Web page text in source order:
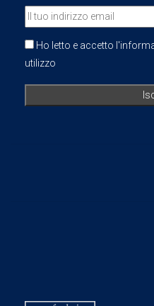
Ho letto e accetto
utilizzo